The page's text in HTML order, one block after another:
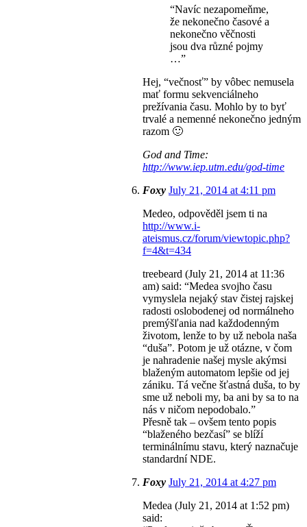
“Navíc nezapomeňme,
že nekonečno časové a
nekonečno věčnosti
jsou dva různé pojmy
…”
Hej, “večnosť” by vôbec nemusela
mať formu sekvenciálneho
prežívania času. Mohlo by to byť
trvalé a nemenné nekonečno jedným
razom 🙂
God and Time:
http://www.iep.utm.edu/god-time
Foxy July 21, 2014 at 4:11 pm
Medeo, odpověděl jsem ti na
http://www.i-
ateismus.cz/forum/viewtopic.php?
f=4&t=434
treebeard (July 21, 2014 at 11:36
am) said: “Medea svojho času
vymyslela nejaký stav čistej rajskej
radosti oslobodenej od normálneho
premýšľania nad každodenným
životom, lenže to by už nebola naša
“duša”. Potom je už otázne, v čom
je nahradenie našej mysle akýmsi
blaženým automatom lepšie od jej
zániku. Tá večne šťastná duša, to by
sme už neboli my, ba ani by sa to na
nás v ničom nepodobalo.”
Přesně tak – ovšem tento popis
“blaženého bezčasí” se blíží
terminálnímu stavu, který naznačuje
standardní NDE.
Foxy July 21, 2014 at 4:27 pm
Medea (July 21, 2014 at 1:52 pm)
said: